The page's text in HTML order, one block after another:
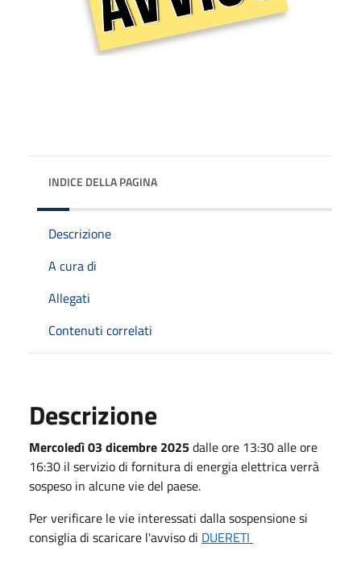
INDICE DELLA PAGINA
Descrizione
A cura di
Allegati
Contenuti correlati
Descrizione
Mercoledì 03 dicembre 2025dalle ore 13:30 alle ore
16:30 il servizio di fornitura di energia elettrica verrà
sospeso in alcune vie del paese.
Per verificare le vie interessati dalla sospensione si
consiglia di scaricare l'avviso di DUERETI